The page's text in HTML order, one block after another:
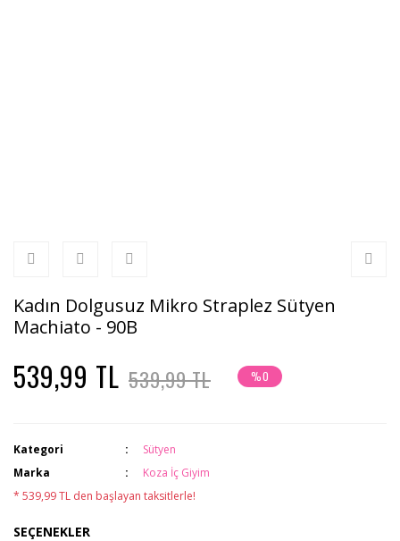
Kadın Dolgusuz Mikro Straplez Sütyen
Machiato - 90B
539,99 TL 539,99 TL %0
Kategori
Sütyen
Marka
Koza İç Giyim
* 539,99 TL den başlayan taksitlerle!
SEÇENEKLER